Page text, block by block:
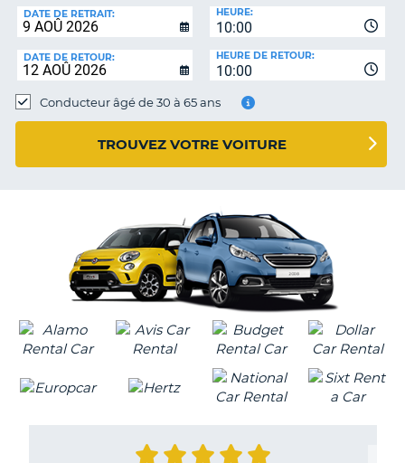
LANGUAGE
DE
RETOUR:
DATE DE RETRAIT:
10:00
HEURE:
DATE DE RETOUR:
10:00
HEURE DE RETOUR:
Conducteur âgé de 30 à 65 ans
TROUVEZ VOTRE VOITURE